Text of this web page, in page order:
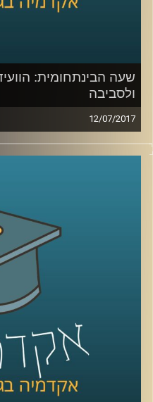
ולסביבה
12/07/2017
תכנית מיוחדת של
AudioVersity